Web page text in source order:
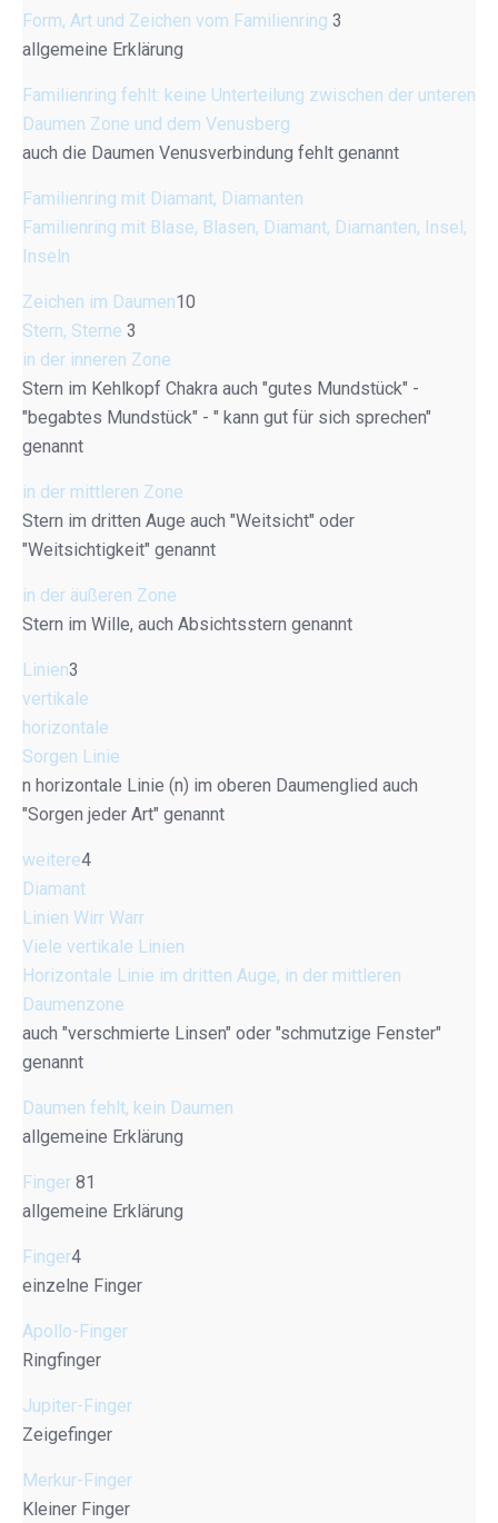
Form, Art und Zeichen vom Familienring 3
allgemeine Erklärung
Familienring fehlt: keine Unterteilung zwischen der unteren
Daumen Zone und dem Venusberg
auch die Daumen Venusverbindung fehlt genannt
Familienring mit Diamant, Diamanten
Familienring mit Blase, Blasen, Diamant, Diamanten, Insel,
Inseln
Zeichen im Daumen10
Stern, Sterne 3
in der inneren Zone
Stern im Kehlkopf Chakra auch "gutes Mundstück" -
"begabtes Mundstück" - " kann gut für sich sprechen"
genannt
in der mittleren Zone
Stern im dritten Auge auch "Weitsicht" oder
"Weitsichtigkeit" genannt
in der äußeren Zone
Stern im Wille, auch Absichtsstern genannt
Linien3
vertikale
horizontale
Sorgen Linie
n horizontale Linie (n) im oberen Daumenglied auch
"Sorgen jeder Art" genannt
weitere4
Diamant
Linien Wirr Warr
Viele vertikale Linien
Horizontale Linie im dritten Auge, in der mittleren
Daumenzone
auch "verschmierte Linsen" oder "schmutzige Fenster"
genannt
Daumen fehlt, kein Daumen
allgemeine Erklärung
Finger 81
allgemeine Erklärung
Finger4
einzelne Finger
Apollo-Finger
Ringfinger
Jupiter-Finger
Zeigefinger
Merkur-Finger
Kleiner Finger